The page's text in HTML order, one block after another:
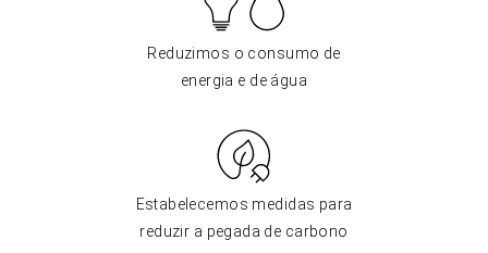
Reduzimos o consumo de
energia e de água
Estabelecemos medidas para
reduzir a pegada de carbono